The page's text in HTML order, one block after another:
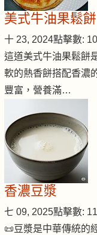
美式牛油果鬆餅
十 23, 2024點擊數:
這道美式牛油果鬆餅
軟的熱香餅搭配香濃
豐富，營養滿…
香濃豆漿
七 09, 2025點擊數:
📜豆漿是中華傳統的